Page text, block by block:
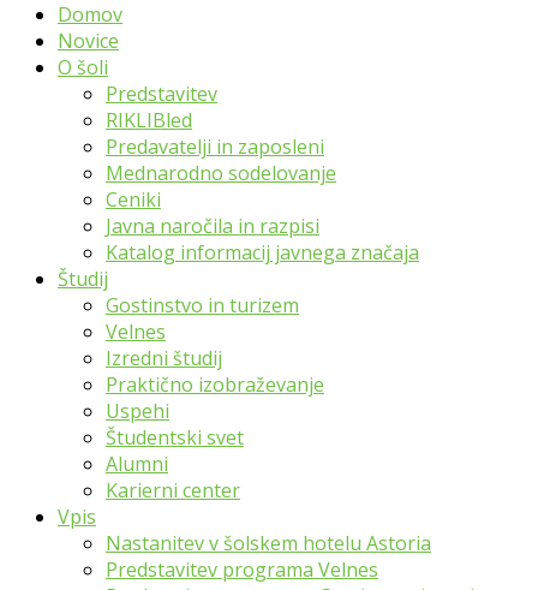
Domov
Novice
O šoli
Predstavitev
RIKLIBled
Predavatelji in zaposleni
Mednarodno sodelovanje
Ceniki
Javna naročila in razpisi
Katalog informacij javnega značaja
Študij
Gostinstvo in turizem
Velnes
Izredni študij
Praktično izobraževanje
Uspehi
Študentski svet
Alumni
Karierni center
Vpis
Nastanitev v šolskem hotelu Astoria
Predstavitev programa Velnes